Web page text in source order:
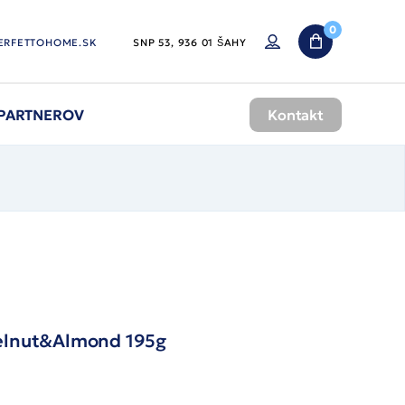
SNP 53, 936 01 ŠAHY
0
Kontakt
195g